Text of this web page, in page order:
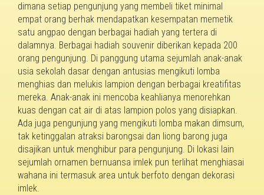
dimana setiap pengunjung yang membeli tiket minimal
empat orang berhak mendapatkan kesempatan memetik
satu angpao dengan berbagai hadiah yang tertera di
dalamnya. Berbagai hadiah souvenir diberikan kepada 200
orang pengunjung. Di panggung utama sejumlah anak-anak
usia sekolah dasar dengan antusias mengikuti lomba
menghias dan melukis lampion dengan berbagai kreatifitas
mereka. Anak-anak ini mencoba keahlianya menorehkan
kuas dengan cat air di atas lampion polos yang disiapkan.
Ada juga pengunjung yang mengikuti lomba makan dimsum,
tak ketinggalan atraksi barongsai dan liong barong juga
disajikan untuk menghibur para pengunjung. Di lokasi lain
sejumlah ornamen bernuansa imlek pun terlihat menghiasai
wahana ini termasuk area untuk berfoto dengan dekorasi
imlek.